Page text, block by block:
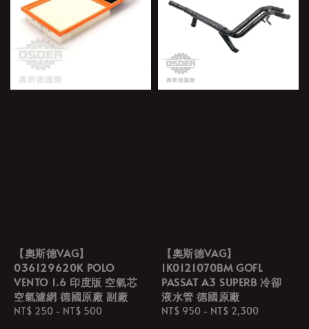
【奧斯德VAG】
036129620K POLO
VENTO 1.6 印度版 空氣芯
空氣濾網 德國原廠 副廠
Regular
NT$ 250 - NT$ 500
【奧斯德VAG】
1K0121070BM GOFL
PASSAT A3 SUPERB 冷卻
液水管 德國原廠
Regular
NT$ 950 - NT$ 2,300